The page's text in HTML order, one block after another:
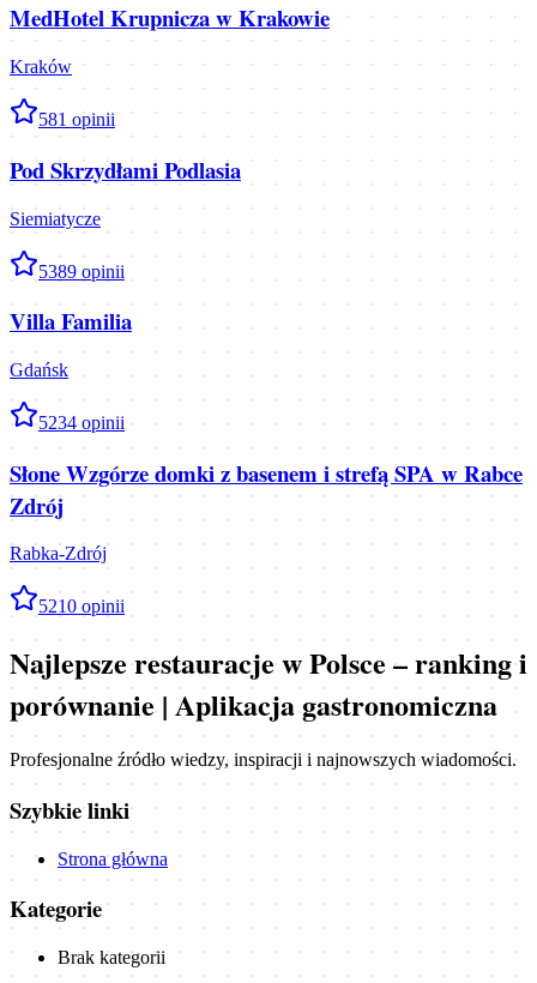
MedHotel Krupnicza w Krakowie
Kraków
581 opinii
Pod Skrzydłami Podlasia
Siemiatycze
5389 opinii
Villa Familia
Gdańsk
5234 opinii
Słone Wzgórze domki z basenem i strefą SPA w Rabce
Zdrój
Rabka-Zdrój
5210 opinii
Najlepsze restauracje w Polsce – ranking i
porównanie | Aplikacja gastronomiczna
Profesjonalne źródło wiedzy, inspiracji i najnowszych wiadomości.
Szybkie linki
Strona główna
Kategorie
Brak kategorii